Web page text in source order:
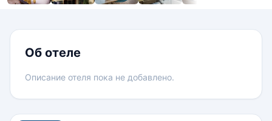
Об отеле
Описание отеля пока не добавлено.